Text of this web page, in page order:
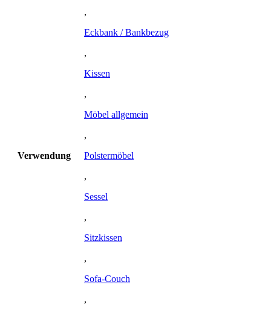
Verwendung
,
Eckbank / Bankbezug
,
Kissen
,
Möbel allgemein
,
Polstermöbel
,
Sessel
,
Sitzkissen
,
Sofa-Couch
,